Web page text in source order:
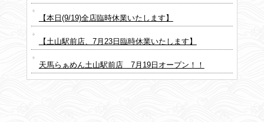
【本日(9/19)全店臨時休業いたします】
【土山駅前店、7月23日臨時休業いたします】
天馬らぁめん土山駅前店 7月19日オープン！！